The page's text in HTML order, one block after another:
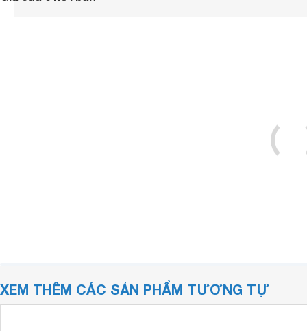
XEM THÊM CÁC SẢN PHẨM TƯƠNG TỰ